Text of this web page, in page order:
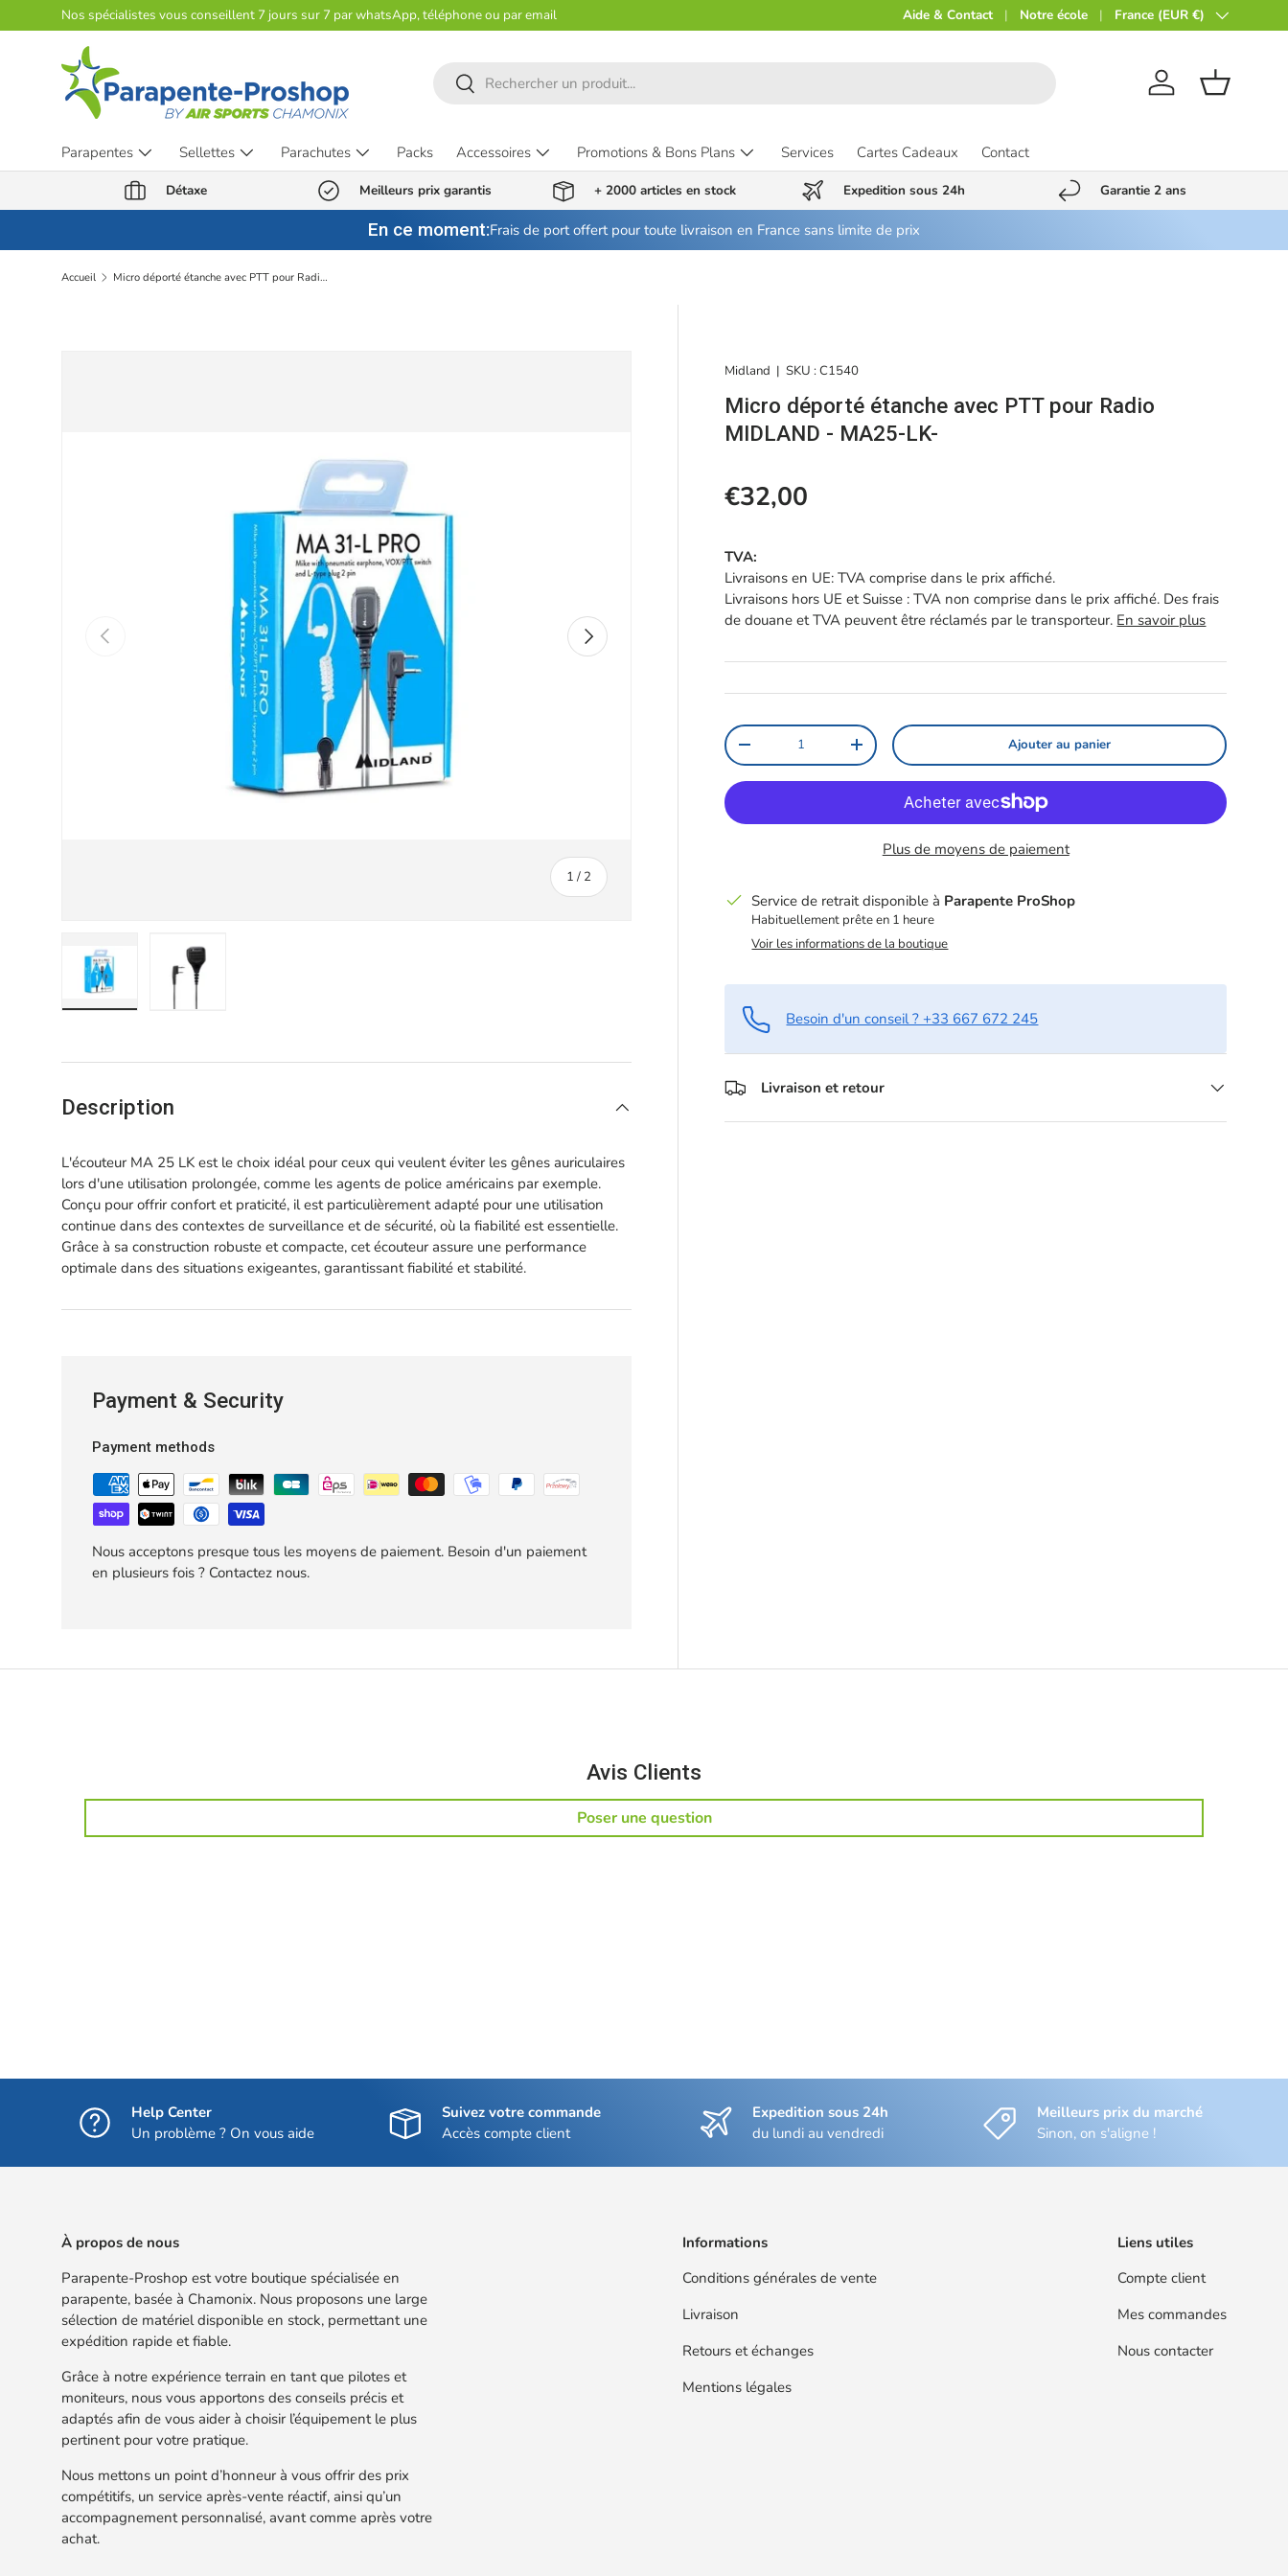
Aller au contenu
Nos spécialistes vous conseillent 7 jours sur 7 par whatsApp, téléphone ou par email Aide & Contact Notre école Pays
France (EUR €)
Recherche
Rechercher
Compte Panier
Parapentes Sellettes Parachutes Packs Accessoires Promotions & Bons Plans Services Cartes Cadeaux Contact
Détaxe Meilleurs prix garantis + 2000 articles en stock Expedition sous 24h Garantie 2 ans
En ce moment:Frais de port offert pour toute livraison en France sans limite de prix
Accueil Micro déporté étanche avec PTT pour Radio MIDLAND - MA25-LK-
Précédent
1 / de
2
Suivant
Midland |SKU :C1540
Micro déporté étanche avec PTT pour Radio
MIDLAND - MA25-LK-
Prix habituel
€32,00
TVA:
Livraisons en UE: TVA comprise dans le prix affiché.
Livraisons hors UE et Suisse : TVA non comprise dans le prix affiché. Des frais
de douane et TVA peuvent être réclamés par le transporteur. En savoir plus
Qté
Diminuer la quantitéAugmenter la quantité Ajouter au panier
Plus de moyens de paiement
Service de retrait disponible à Parapente ProShop
Habituellement prête en 1 heure
Voir les informations de la boutique
Besoin d'un conseil ? +33 667 672 245
Livraison et retour
Description
L'écouteur MA 25 LK est le choix idéal pour ceux qui veulent éviter les gênes auriculaires
lors d'une utilisation prolongée, comme les agents de police américains par exemple.
Conçu pour offrir confort et praticité, il est particulièrement adapté pour une utilisation
continue dans des contextes de surveillance et de sécurité, où la fiabilité est essentielle.
Grâce à sa construction robuste et compacte, cet écouteur assure une performance
optimale dans des situations exigeantes, garantissant fiabilité et stabilité.
Payment & Security
Payment methods
Nous acceptons presque tous les moyens de paiement. Besoin d'un paiement
en plusieurs fois ? Contactez nous.
Avis Clients
Poser une question
Help Center
Un problème ? On vous aide
Suivez votre commande
Accès compte client
Expedition sous 24h
du lundi au vendredi
Meilleurs prix du marché
Sinon, on s'aligne !
À propos de nous
Parapente-Proshop est votre boutique spécialisée en
parapente, basée à Chamonix. Nous proposons une large
sélection de matériel disponible en stock, permettant une
expédition rapide et fiable.
Grâce à notre expérience terrain en tant que pilotes et
moniteurs, nous vous apportons des conseils précis et
adaptés afin de vous aider à choisir l’équipement le plus
pertinent pour votre pratique.
Nous mettons un point d’honneur à vous offrir des prix
compétitifs, un service après-vente réactif, ainsi qu’un
accompagnement personnalisé, avant comme après votre
achat.
Informations
Conditions générales de vente
Livraison
Retours et échanges
Mentions légales
Liens utiles
Compte client
Mes commandes
Nous contacter